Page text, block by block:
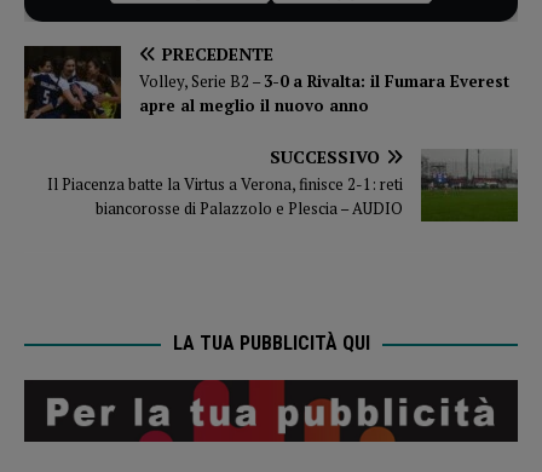
PRECEDENTE
Volley, Serie B2 – 3-0 a Rivalta: il Fumara Everest
apre al meglio il nuovo anno
SUCCESSIVO
Il Piacenza batte la Virtus a Verona, finisce 2-1: reti
biancorosse di Palazzolo e Plescia – AUDIO
LA TUA PUBBLICITÀ QUI